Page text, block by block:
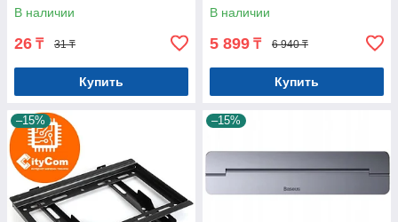
В наличии
26 ₸ 31 ₸
Купить
В наличии
5 899 ₸ 6 940 ₸
Купить
–15% –15%